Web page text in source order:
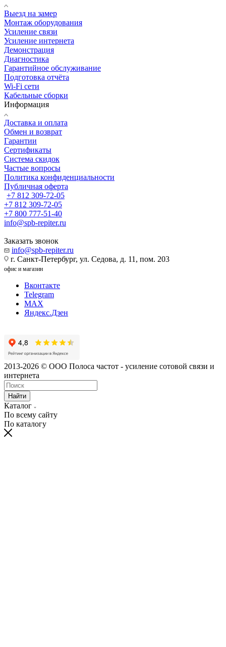
Выезд на замер
Монтаж оборудования
Усиление связи
Усиление интернета
Демонстрация
Диагностика
Гарантийное обслуживание
Подготовка отчёта
Wi-Fi сети
Кабельные сборки
Информация
Доставка и оплата
Обмен и возврат
Гарантии
Сертификаты
Система скидок
Частые вопросы
Политика конфиденциальности
Публичная оферта
+7 812 309-72-05
+7 812 309-72-05
+7 800 777-51-40
info@spb-repiter.ru
Заказать звонок
info@spb-repiter.ru
г. Санкт-Петербург, ул. Седова, д. 11, пом. 203
офис и магазин
Вконтакте
Telegram
MAX
Яндекс.Дзен
2013-2026 © ООО Полоса частот - усиление сотовой связи и
интернета
Найти
Каталог
По всему сайту
По каталогу